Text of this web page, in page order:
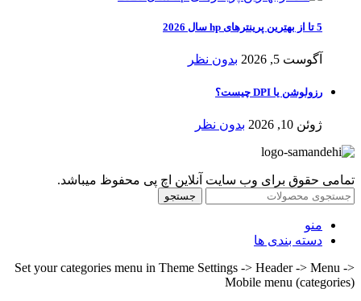
5 تا از بهترین پرینترهای hp سال 2026
آگوست 5, 2026 بدون نظر
رزولوشن یا DPI چیست؟
ژوئن 10, 2026 بدون نظر
تمامی حقوق برای وب سایت آنلاین اچ پی محفوظ میباشد.
جستجو
منو
دسته بندی ها
Set your categories menu in Theme Settings -> Header -> Menu ->
Mobile menu (categories)